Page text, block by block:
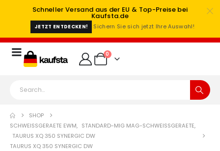
Schneller Versand aus der EU & Top-Preise bei
Kaufsta.de
JETZT ENTDECKEN! Sichern Sie sich jetzt Ihre Auswahl!
0
SHOP
SCHWEISSGERAETE EWM, STANDARD-MIG MAG-SCHWEISSGERAETE,
TAURUS XQ 350 SYNERGIC DW
TAURUS XQ 350 SYNERGIC DW